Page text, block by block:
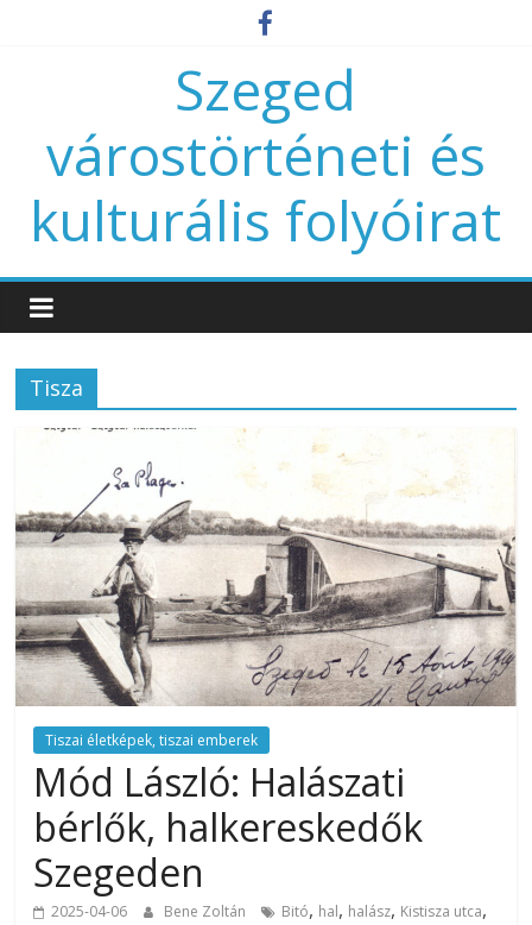
Szeged
várostörténeti és
kulturális folyóirat
Tisza
Tiszai életképek, tiszai emberek
Mód László: Halászati
bérlők, halkereskedők
Szegeden
2025-04-06 Bene Zoltán Bitó, hal, halász, Kistisza utca,